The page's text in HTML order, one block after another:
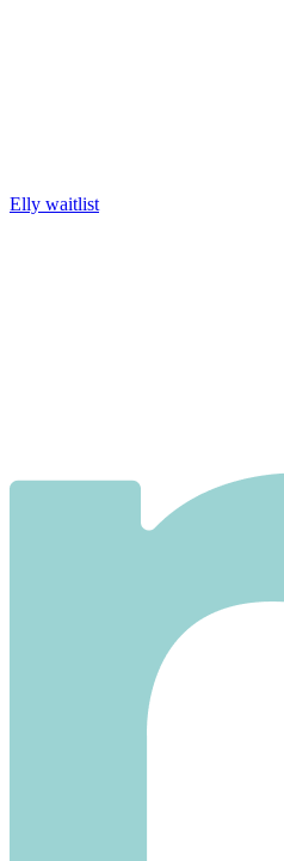
Elly waitlist